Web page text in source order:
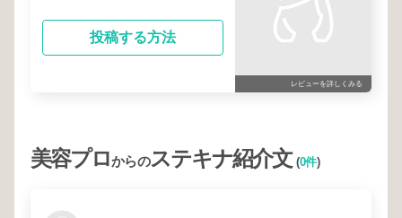
投稿する方法
レビューを詳しくみる
美容プロからのステキナ紹介文(0件)